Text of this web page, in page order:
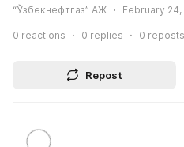
“Ўзбекнефтгаз” АЖ February 24,
0 reactions 0 replies 0 reposts
Repost